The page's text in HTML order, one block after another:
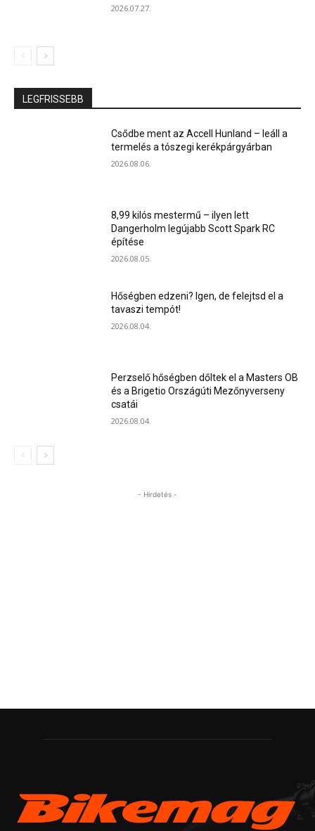
2026.07.27.
LEGFRISSEBB
Csődbe ment az Accell Hunland – leáll a
termelés a tószegi kerékpárgyárban
2026.08.06.
8,99 kilós mestermű – ilyen lett
Dangerholm legújabb Scott Spark RC
építése
2026.08.05.
Hőségben edzeni? Igen, de felejtsd el a
tavaszi tempót!
2026.08.04.
Perzselő hőségben dőltek el a Masters OB
és a Brigetio Országúti Mezőnyverseny
csatái
2026.08.04.
- Hirdetés -